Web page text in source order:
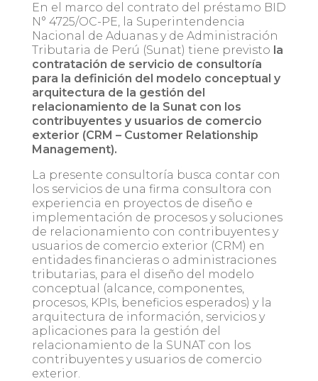
En el marco del contrato del préstamo BID
N° 4725/OC-PE, la Superintendencia
Nacional de Aduanas y de Administración
Tributaria de Perú (Sunat) tiene previsto la
contratación de servicio de consultoría
para la definición del modelo conceptual y
arquitectura de la gestión del
relacionamiento de la Sunat con los
contribuyentes y usuarios de comercio
exterior (CRM – Customer Relationship
Management).
La presente consultoría busca contar con
los servicios de una firma consultora con
experiencia en proyectos de diseño e
implementación de procesos y soluciones
de relacionamiento con contribuyentes y
usuarios de comercio exterior (CRM) en
entidades financieras o administraciones
tributarias, para el diseño del modelo
conceptual (alcance, componentes,
procesos, KPIs, beneficios esperados) y la
arquitectura de información, servicios y
aplicaciones para la gestión del
relacionamiento de la SUNAT con los
contribuyentes y usuarios de comercio
exterior.